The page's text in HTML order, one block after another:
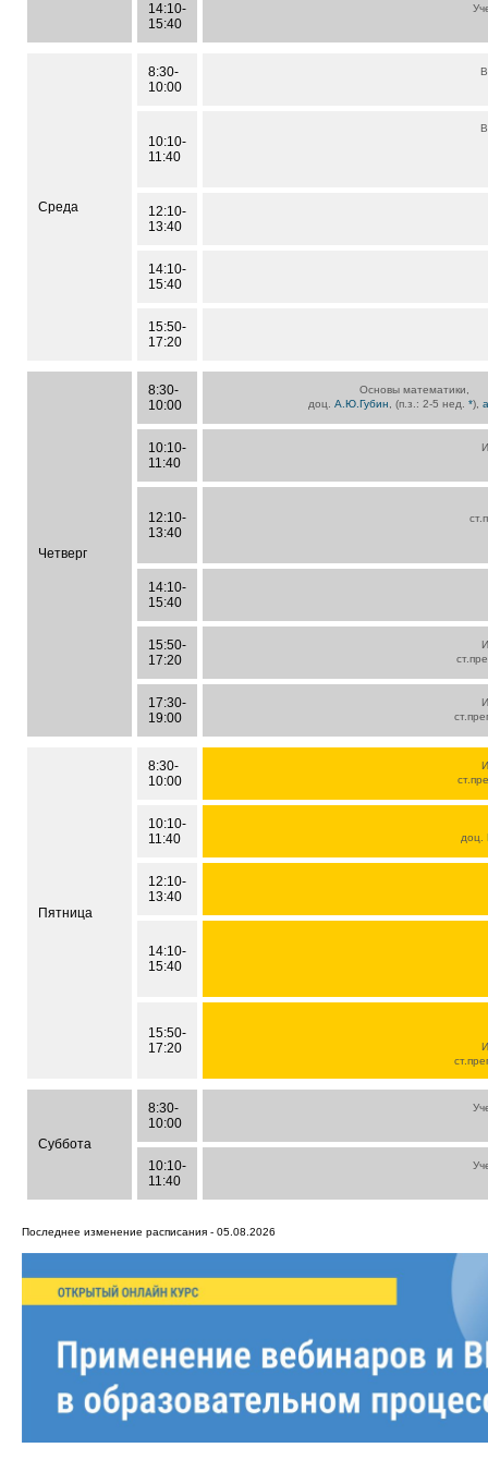
14:10-
15:40
Среда
8:30-
10:00
10:10-
11:40
12:10-
13:40
14:10-
15:40
15:50-
17:20
Четверг
8:30-
10:00
Основы математики,
доц. А.Ю.Губин , (п.з.: 2-5 нед. *),
10:10-
11:40
12:10-
13:40
14:10-
15:40
15:50-
17:20
17:30-
19:00
Пятница
8:30-
10:00
10:10-
11:40
доц.
12:10-
13:40
14:10-
15:40
15:50-
17:20
Суббота
8:30-
10:00
10:10-
11:40
Последнее изменение расписания - 05.08.2026